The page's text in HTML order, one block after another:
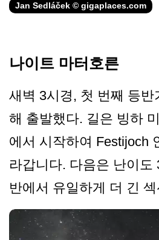
Jan Sedláček © gigaplaces.com
나이트 마터호른
새벽 3시경, 첫 번째 등
해 출발했다. 길은 빙하
에서 시작하여 Festijoch
라갑니다. 다음은 난이도
반에서 유일하게 더 긴